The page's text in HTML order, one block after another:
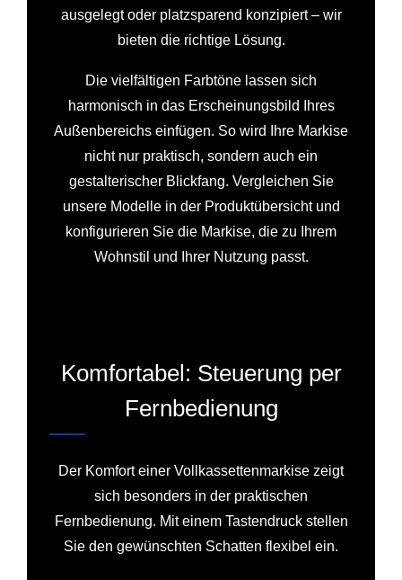
ausgelegt oder platzsparend konzipiert – wir
bieten die richtige Lösung.
Die vielfältigen Farbtöne lassen sich
harmonisch in das Erscheinungsbild Ihres
Außenbereichs einfügen. So wird Ihre Markise
nicht nur praktisch, sondern auch ein
gestalterischer Blickfang. Vergleichen Sie
unsere Modelle in der Produktübersicht und
konfigurieren Sie die Markise, die zu Ihrem
Wohnstil und Ihrer Nutzung passt.
Komfortabel: Steuerung per
Fernbedienung
Der Komfort einer Vollkassettenmarkise zeigt
sich besonders in der praktischen
Fernbedienung. Mit einem Tastendruck stellen
Sie den gewünschten Schatten flexibel ein.